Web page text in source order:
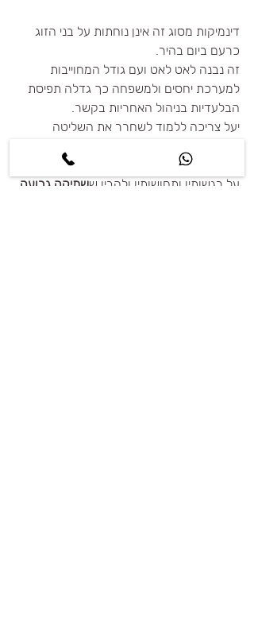
דינמיקות מסוג זה אינן נוחתות על בני הזוג
כרעם ביום בהיר.
זה נבנה לאט לאט ועם גודל המחוייבות
למערכת יחסים ולמשפחה כך גדלה תפיסת
הבלעדיות בניהול האחריות בקשר.
יעל צריכה ללמוד לשחרר את השליטה
חגי יצטרך ללמוד לשים גבולות, לדעת לדבר
על רגשותיו ותחושותיו ולהבין ששתיקה גרועה